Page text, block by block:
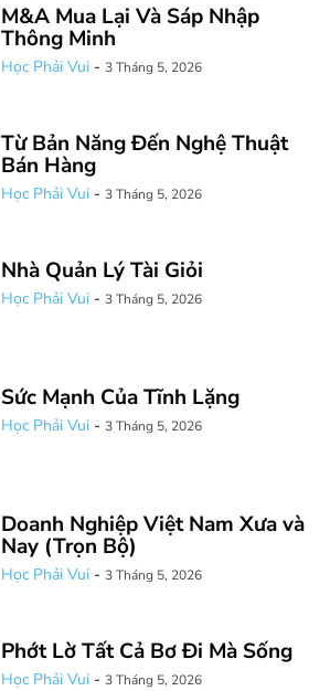
M&A Mua Lại Và Sáp Nhập
Thông Minh
Học Phải Vui - 3 Tháng 5, 2026
Từ Bản Năng Đến Nghệ Thuật
Bán Hàng
Học Phải Vui - 3 Tháng 5, 2026
Nhà Quản Lý Tài Giỏi
Học Phải Vui - 3 Tháng 5, 2026
Sức Mạnh Của Tĩnh Lặng
Học Phải Vui - 3 Tháng 5, 2026
Doanh Nghiệp Việt Nam Xưa và
Nay (Trọn Bộ)
Học Phải Vui - 3 Tháng 5, 2026
Phớt Lờ Tất Cả Bơ Đi Mà Sống
Học Phải Vui - 3 Tháng 5, 2026